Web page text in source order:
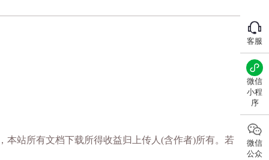
客服
微信
小程
序
微信
公众
本站所有文档下载所得收益归上传人(含作者)所有。若